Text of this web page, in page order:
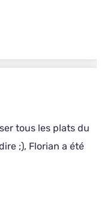
tous les plats du
;), Florian a été